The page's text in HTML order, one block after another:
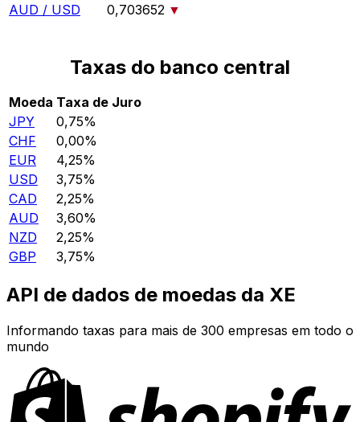
AUD / USD
0,703652 ▼
Taxas do banco central
Moeda Taxa de Juro
JPY
0,75%
CHF
0,00%
EUR
4,25%
USD
3,75%
CAD
2,25%
AUD
3,60%
NZD
2,25%
GBP
3,75%
API de dados de moedas da XE
Informando taxas para mais de 300 empresas em todo o
mundo